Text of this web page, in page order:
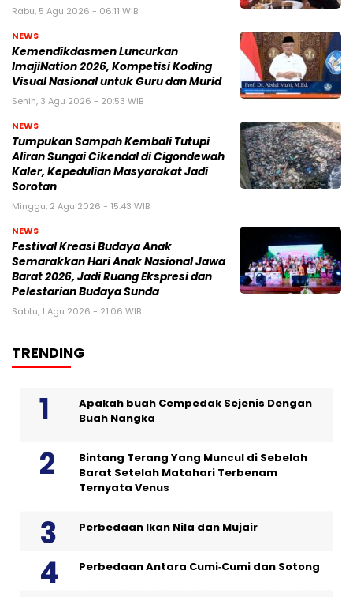
Rabu, 5 Agu 2026 - 06:11 WIB
NEWS
Kemendikdasmen Luncurkan
ImajiNation 2026, Kompetisi Koding
Visual Nasional untuk Guru dan Murid
Senin, 3 Agu 2026 - 20:53 WIB
NEWS
Tumpukan Sampah Kembali Tutupi
Aliran Sungai Cikendal di Cigondewah
Kaler, Kepedulian Masyarakat Jadi
Sorotan
Minggu, 2 Agu 2026 - 15:43 WIB
NEWS
Festival Kreasi Budaya Anak
Semarakkan Hari Anak Nasional Jawa
Barat 2026, Jadi Ruang Ekspresi dan
Pelestarian Budaya Sunda
Sabtu, 1 Agu 2026 - 21:06 WIB
TRENDING
Apakah buah Cempedak Sejenis Dengan
Buah Nangka
Bintang Terang Yang Muncul di Sebelah
Barat Setelah Matahari Terbenam
Ternyata Venus
Perbedaan Ikan Nila dan Mujair
Perbedaan Antara Cumi‑Cumi dan Sotong